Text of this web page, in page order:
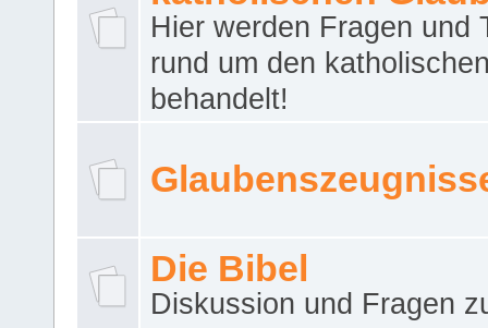
Hier werden Fragen und
rund um den
behandelt!
Die Bibel
Diskussion und Fragen